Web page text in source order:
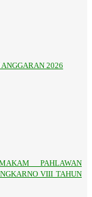
2026
PAHLAWAN
VIII TAHUN